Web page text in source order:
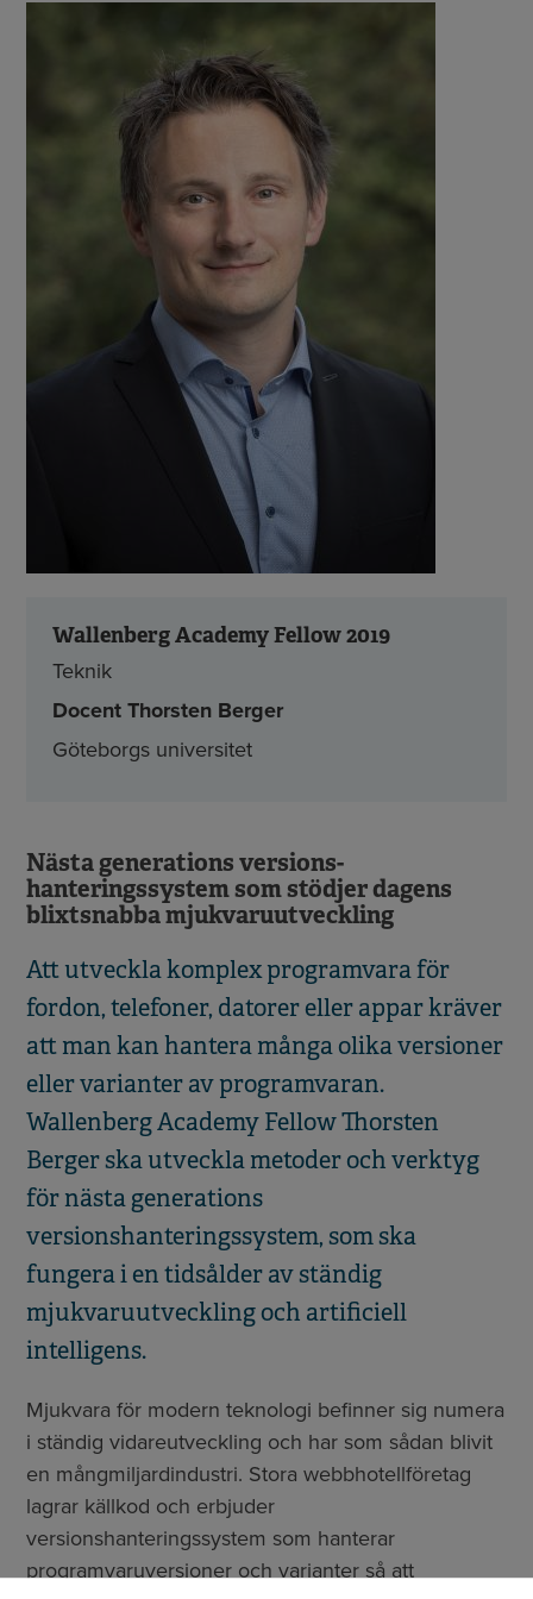
Wallenberg Academy Fellow 2019
Teknik
Docent Thorsten Berger
Göteborgs universitet
Nästa generations versions-
hanteringssystem som stödjer dagens
blixtsnabba mjukvaruutveckling
Att utveckla komplex programvara för
fordon, telefoner, datorer eller appar kräver
att man kan hantera många olika versioner
eller varianter av programvaran.
Wallenberg Academy Fellow Thorsten
Berger ska utveckla metoder och verktyg
för nästa generations
versionshanteringssystem, som ska
fungera i en tidsålder av ständig
mjukvaruutveckling och artificiell
intelligens.
Mjukvara för modern teknologi befinner sig numera
i ständig vidareutveckling och har som sådan blivit
en mångmiljardindustri. Stora webbhotellföretag
lagrar källkod och erbjuder
versionshanteringssystem som hanterar
programvaruversioner och varianter så att